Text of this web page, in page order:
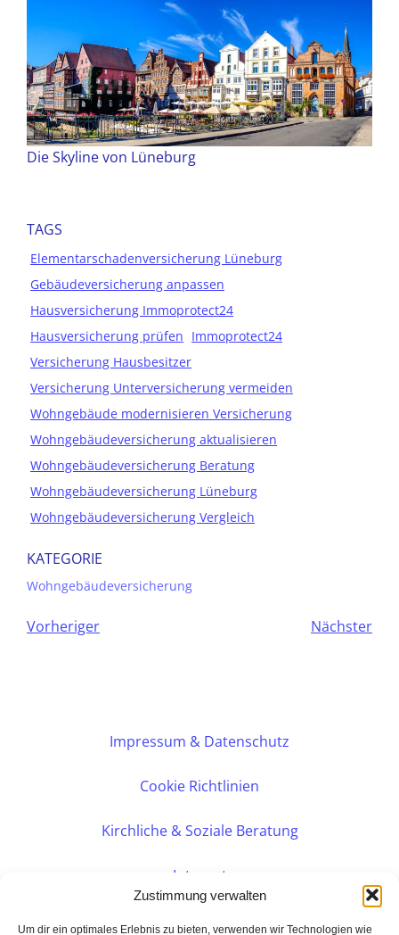
Zustimmung verwalten
Um dir ein optimales Erlebnis zu bieten, verwenden wir Technologien wie
Die Skyline von Lüneburg
TAGS
Elementarschadenversicherung Lüneburg
Gebäudeversicherung anpassen
Hausversicherung Immoprotect24
Hausversicherung prüfen Immoprotect24
Versicherung Hausbesitzer
Versicherung Unterversicherung vermeiden
Wohngebäude modernisieren Versicherung
Wohngebäudeversicherung aktualisieren
Wohngebäudeversicherung Beratung
Wohngebäudeversicherung Lüneburg
Wohngebäudeversicherung Vergleich
KATEGORIE
Wohngebäudeversicherung
Vorheriger Nächster
Impressum & Datenschutz
Cookie Richtlinien
Kirchliche & Soziale Beratung
Intranet
Internes DVK